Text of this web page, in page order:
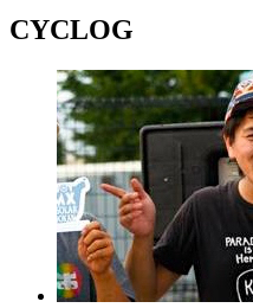
CYCLOG